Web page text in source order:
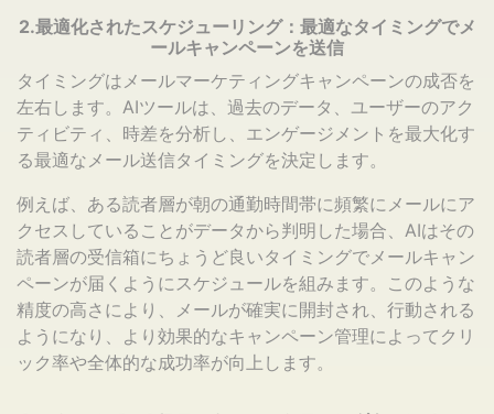
2.最適化されたスケジューリング：最適なタイミングでメ
ールキャンペーンを送信
タイミングはメールマーケティングキャンペーンの成否を
左右します。AIツールは、過去のデータ、ユーザーのアク
ティビティ、時差を分析し、エンゲージメントを最大化す
る最適なメール送信タイミングを決定します。
例えば、ある読者層が朝の通勤時間帯に頻繁にメールにア
クセスしていることがデータから判明した場合、AIはその
読者層の受信箱にちょうど良いタイミングでメールキャン
ペーンが届くようにスケジュールを組みます。このような
精度の高さにより、メールが確実に開封され、行動される
ようになり、より効果的なキャンペーン管理によってクリ
ック率や全体的な成功率が向上します。